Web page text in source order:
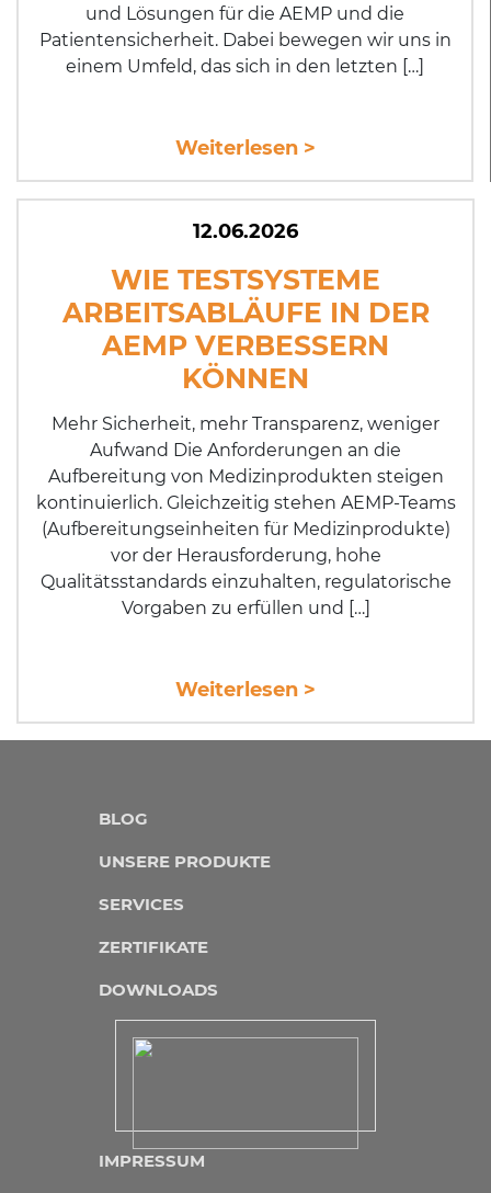
und Lösungen für die AEMP und die
Patientensicherheit. Dabei bewegen wir uns in
einem Umfeld, das sich in den letzten […]
Weiterlesen >
WIE TEST­SYS­TE­ME
ARBEITSABLÄUFE IN DER
AEMP VERBESSERN
KÖNNEN
12.06.2026
Mehr Sicherheit, mehr Transparenz, weniger
Aufwand Die Anforderungen an die
Aufbereitung von Medizinprodukten steigen
kontinuierlich. Gleichzeitig stehen AEMP-Teams
(Aufbereitungseinheiten für Medizinprodukte)
vor der Herausforderung, hohe
Qualitätsstandards einzuhalten, regulatorische
Vorgaben zu erfüllen und […]
Weiterlesen >
BLOG
UNSERE PRODUKTE
SERVICES
ZERTIFIKATE
DOWNLOADS
IMPRESSUM